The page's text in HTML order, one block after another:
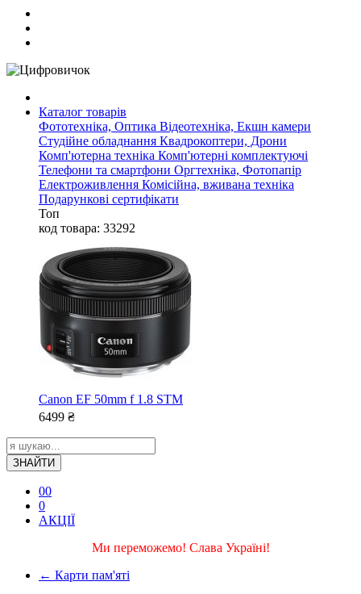
Каталог товарів
Фототехніка, Оптика Відеотехніка, Екшн камери
Студійне обладнання Квадрокоптери, Дрони
Комп'ютерна техніка Комп'ютерні комплектуючі
Телефони та смартфони Оргтехніка, Фотопапір
Електроживлення Комісійна, вживана техніка
Подарункові сертифікати
Топ
код товара: 33292
Canon EF 50mm f 1.8 STM
6499 ₴
ЗНАЙТИ
00
0
АКЦІЇ
Ми переможемо! Слава Україні!
← Карти пам'яті